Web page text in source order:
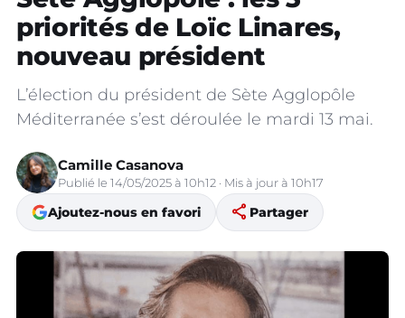
priorités de Loïc Linares,
nouveau président
L’élection du président de Sète Agglopôle
Méditerranée s’est déroulée le mardi 13 mai.
Camille Casanova
Publié le 14/05/2025 à 10h12 · Mis à jour à 10h17
Ajoutez-nous en favori share Partager